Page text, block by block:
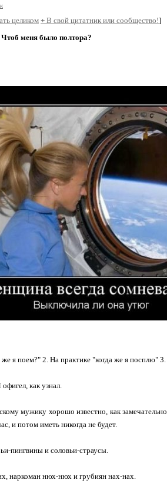
целиком+ В свой цитатник или сообщество!]
меня было полтора?
я поем?" 2. На практике "когда же я посплю"
как узнал.
мужику хорошо известно, как
и потом иметь никогда не будет.
пингвины и соловьи-страусы.
наркоман нюх-нюх и грубиян нах-нах.